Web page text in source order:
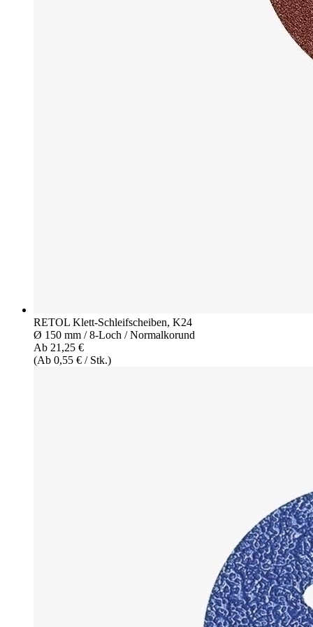
RETOL Klett-Schleifscheiben, K24
Ø 150 mm / 8-Loch / Normalkorund
Ab 21,25 €
(Ab 0,55 € / Stk.)